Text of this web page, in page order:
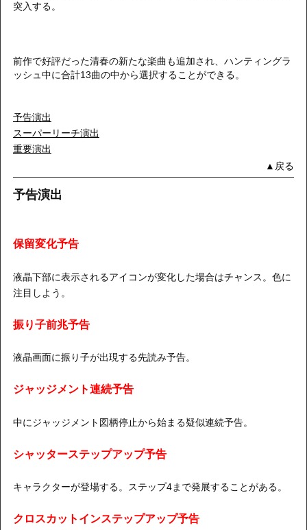
突入する。
前作で好評だった清春の新たな楽曲も追加され、ハンティングラ
ッシュ中に合計13曲の中から選択することができる。
予告演出
スーパーリーチ演出
重要演出
▲戻る
予告演出
保留変化予告
液晶下部に表示されるアイコンが変化した場合はチャンス。色に
注目しよう。
振り子前兆予告
液晶画面に振り子が出現する先読み予告。
ジャッジメント連続予告
中にジャッジメント図柄停止から始まる疑似連続予告。
シャッターステップアップ予告
キャラクターが登場する。ステップ4まで発展することがある。
クロスカットインステップアップ予告